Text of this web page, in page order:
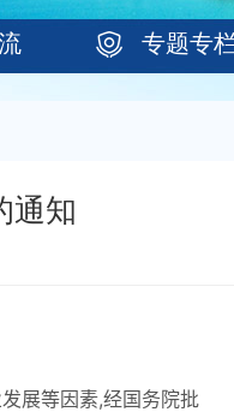
专题专
通知
展等因素,经国务院批